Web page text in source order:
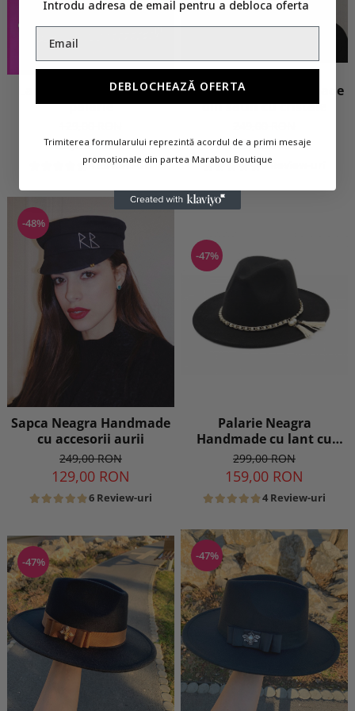
Lant Auriu gros pentru
palarie
89,00 RON
4 Review-uri
Sapca Neagra Handmade
din satin cu cristale
129,00 RON
7 Review-uri
-48%
Sapca Neagra Handmade
cu accesorii aurii
249,00 RON
129,00 RON
6 Review-uri
-47%
Palarie Neagra
Handmade cu lant cu
perle si franjuri
299,00 RON
159,00 RON
4 Review-uri
-47% -47%
Introdu adresa de email pentru a debloca oferta
DEBLOCHEAZĂ OFERTA
Trimiterea formularului reprezintă acordul de a primi mesaje
promoționale din partea Marabou Boutique